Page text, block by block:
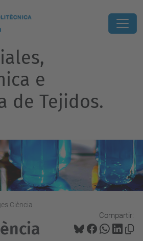
e
de Tejidos.
Ciència
Compartir: